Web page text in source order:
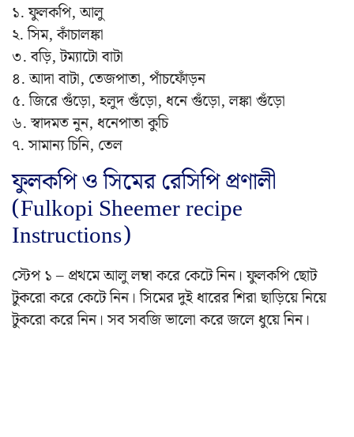
১. ফুলকপি, আলু
২. সিম, কাঁচালঙ্কা
৩. বড়ি, টম্যাটো বাটা
৪. আদা বাটা, তেজপাতা, পাঁচফোঁড়ন
৫. জিরে গুঁড়ো, হলুদ গুঁড়ো, ধনে গুঁড়ো, লঙ্কা গুঁড়ো
৬. স্বাদমত নুন, ধনেপাতা কুচি
৭. সামান্য চিনি, তেল
ফুলকপি ও সিমের রেসিপি প্রণালী
(Fulkopi Sheemer recipe
Instructions)
স্টেপ ১ – প্রথমে আলু লম্বা করে কেটে নিন। ফুলকপি ছোট
টুকরো করে কেটে নিন। সিমের দুই ধারের শিরা ছাড়িয়ে নিয়ে
টুকরো করে নিন। সব সবজি ভালো করে জলে ধুয়ে নিন।